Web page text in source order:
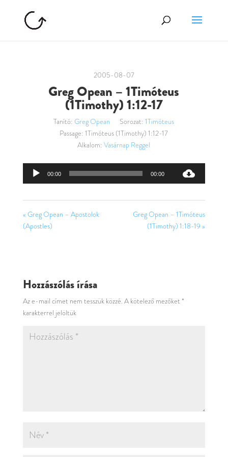
2005-08-07
Greg Opean – 1Timóteus
(1Timothy) 1:12-17
Tanító: Greg Opean Sorozat: 1Timóteus
Passage: 1Timóteus (1Timothy) 1:12-17
Alkalom: Vasárnap Reggel
Audió
00:00 00:00
« Greg Opean – Apostolok
(Apostles)
Greg Opean – 1Timóteus
(1Timothy) 1:18-19 »
Hozzászólás írása
Az e-mail címet nem tesszük közzé. A kötelező mezőket *
karakterrel jelöltük